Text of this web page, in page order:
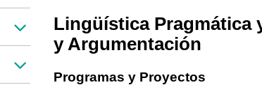
Lingüística Pragmática
y Argumentación
Programas y Proyectos